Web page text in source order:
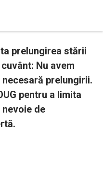
prelungirea stării
Nu avem
prelungirii.
pentru a limita
de